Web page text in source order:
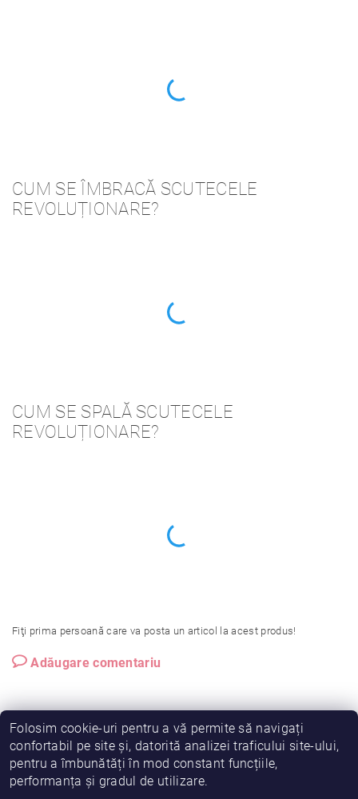
CUM SE ÎMBRACĂ SCUTECELE
REVOLUȚIONARE?
CUM SE SPALĂ SCUTECELE
REVOLUȚIONARE?
Fiţi prima persoană care va posta un articol la acest produs!
Adăugare comentariu
Vreau să fiu partener! Termeni și condiții
Prelucrarea datelor
Folosim cookie-uri pentru a vă permite să navigați
confortabil pe site și, datorită analizei traficului site-ului,
pentru a îmbunătăți în mod constant funcțiile,
performanța și gradul de utilizare.